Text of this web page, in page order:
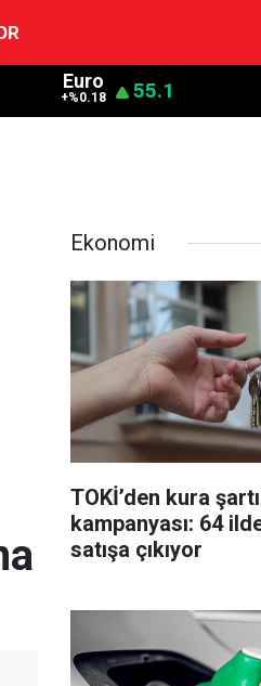
Euro
+%0.18 55.1
Ekonomi
TOKİ’den kura
kampanyası: 64
satışa çıkıyor